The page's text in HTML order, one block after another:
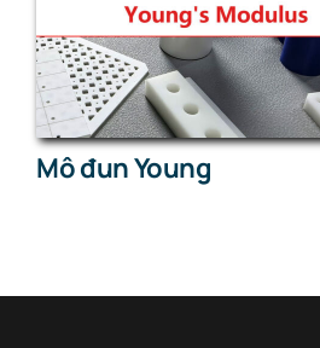
Mô đun Young